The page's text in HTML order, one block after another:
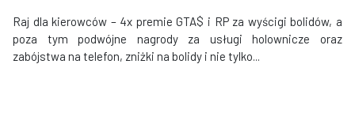
Raj dla kierowców – 4x premie GTA$ i RP za wyścigi bolidów, a
poza tym podwójne nagrody za usługi holownicze oraz
zabójstwa na telefon, zniżki na bolidy i nie tylko...